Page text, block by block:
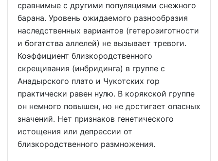
сравнимые с другими популяциями снежного
барана. Уровень ожидаемого разнообразия
наследственных вариантов (гетерозиготности
и богатства аллелей) не вызывает тревоги.
Коэффициент близкородственного
скрещивания (инбридинга) в группе с
Анадырского плато и Чукотских гор
практически равен нулю. В корякской группе
он немного повышен, но не достигает опасных
значений. Нет признаков генетического
истощения или депрессии от
близкородственного размножения.